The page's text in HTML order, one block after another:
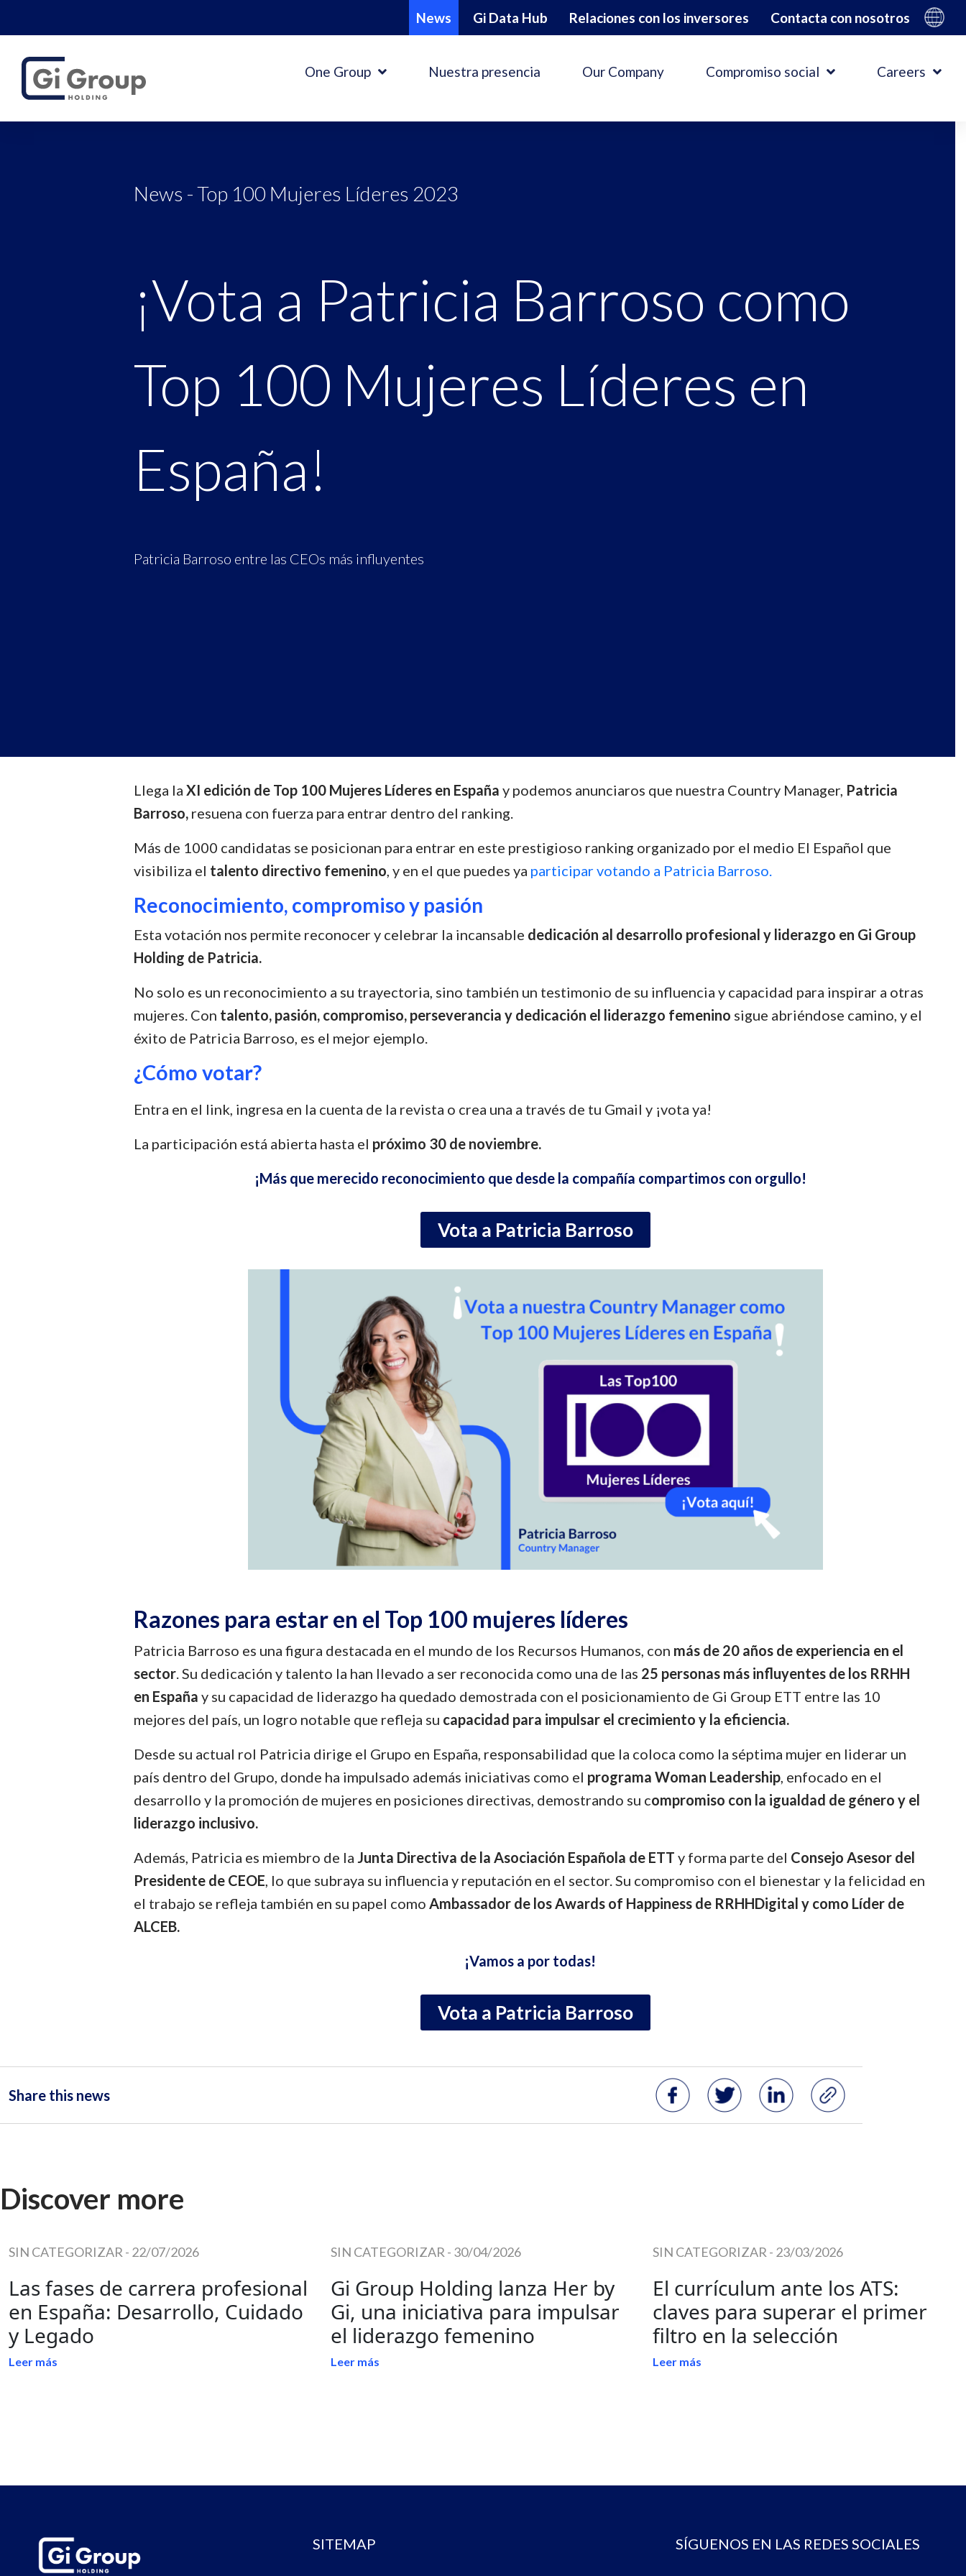
News Gi Data Hub Relaciones con los inversores Contacta con nosotros
One Group Nuestra presencia Our Company Compromiso social Careers
News - Top 100 Mujeres Líderes 2023
¡Vota a Patricia Barroso como
Top 100 Mujeres Líderes en
España!
Patricia Barroso entre las CEOs más influyentes
Llega la XI edición de Top 100 Mujeres Líderes en España y podemos anunciaros que nuestra Country Manager, Patricia
Barroso, resuena con fuerza para entrar dentro del ranking.
Más de 1000 candidatas se posicionan para entrar en este prestigioso ranking organizado por el medio El Español que
visibiliza el talento directivo femenino, y en el que puedes ya participar votando a Patricia Barroso.
Reconocimiento, compromiso y pasión
Esta votación nos permite reconocer y celebrar la incansable dedicación al desarrollo profesional y liderazgo en Gi Group
Holding de Patricia.
No solo es un reconocimiento a su trayectoria, sino también un testimonio de su influencia y capacidad para inspirar a otras
mujeres. Con talento, pasión, compromiso, perseverancia y dedicación el liderazgo femenino sigue abriéndose camino, y el
éxito de Patricia Barroso, es el mejor ejemplo.
¿Cómo votar?
Entra en el link, ingresa en la cuenta de la revista o crea una a través de tu Gmail y ¡vota ya!
La participación está abierta hasta el próximo 30 de noviembre.
¡Más que merecido reconocimiento que desde la compañía compartimos con orgullo!
Vota a Patricia Barroso
Razones para estar en el Top 100 mujeres líderes
Patricia Barroso es una figura destacada en el mundo de los Recursos Humanos, con más de 20 años de experiencia en el
sector. Su dedicación y talento la han llevado a ser reconocida como una de las 25 personas más influyentes de los RRHH
en España y su capacidad de liderazgo ha quedado demostrada con el posicionamiento de Gi Group ETT entre las 10
mejores del país, un logro notable que refleja su capacidad para impulsar el crecimiento y la eficiencia.
Desde su actual rol Patricia dirige el Grupo en España, responsabilidad que la coloca como la séptima mujer en liderar un
país dentro del Grupo, donde ha impulsado además iniciativas como el programa Woman Leadership, enfocado en el
desarrollo y la promoción de mujeres en posiciones directivas, demostrando su compromiso con la igualdad de género y el
liderazgo inclusivo.
Además, Patricia es miembro de la Junta Directiva de la Asociación Española de ETT y forma parte del Consejo Asesor del
Presidente de CEOE, lo que subraya su influencia y reputación en el sector. Su compromiso con el bienestar y la felicidad en
el trabajo se refleja también en su papel comoAmbassador de los Awards of Happiness de RRHHDigital y como Líder de
ALCEB.
¡Vamos a por todas!
Vota a Patricia Barroso
Share this news
Discover more
SIN CATEGORIZAR - 22/07/2026
Las fases de carrera profesional
en España: Desarrollo, Cuidado
y Legado
Leer más
SIN CATEGORIZAR - 30/04/2026
Gi Group Holding lanza Her by
Gi, una iniciativa para impulsar
el liderazgo femenino
Leer más
SIN CATEGORIZAR - 23/03/2026
El currículum ante los ATS:
claves para superar el primer
filtro en la selección
Leer más
SITEMAP SÍGUENOS EN LAS REDES SOCIALES